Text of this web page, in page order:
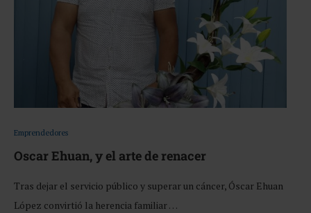
Emprendedores
Oscar Ehuan, y el arte de renacer
Tras dejar el servicio público y superar un cáncer, Óscar Ehuan
López convirtió la herencia familiar …